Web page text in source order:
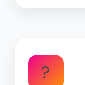
?